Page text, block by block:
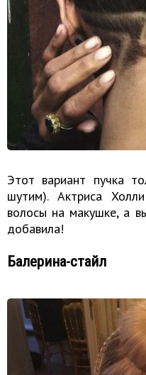
Этот вариант пучка
шутим). Актриса
волосы на макушке, а
добавила!
Балерина-стайл